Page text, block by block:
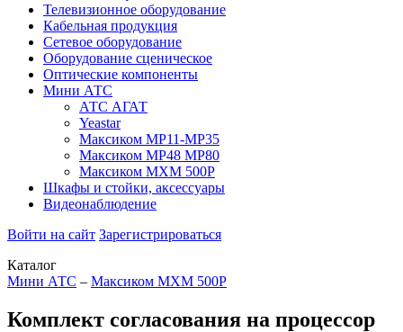
Телевизионное оборудование
Кабельная продукция
Сетевое оборудование
Оборудование сценическое
Оптические компоненты
Мини АТС
АТС АГАТ
Yeastar
Максиком МР11-MP35
Максиком МР48 MP80
Максиком МХМ 500P
Шкафы и стойки, аксессуары
Видеонаблюдение
Войти на сайт Зарегистрироваться
Каталог
Мини АТС – Максиком МХМ 500P
Комплект согласования на процессор